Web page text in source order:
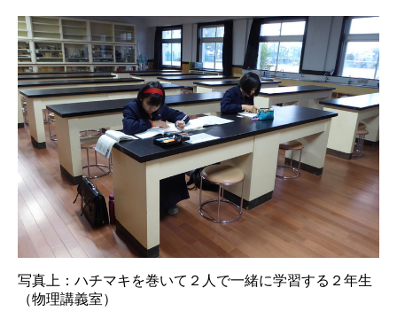
写真上：ハチマキを巻いて２人で一緒に学習する２年生
（物理講義室）